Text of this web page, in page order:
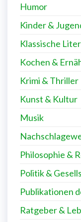
Humor
Kinder &
Klassische
Kochen &
Krimi & Thriller
Kunst & Kultur
Musik
Philosophie &
Politik &
Publikationen
Ratgeber &